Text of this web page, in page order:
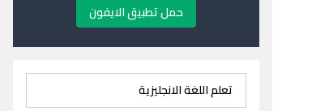
حمل تطبيق الايفون
تعلم اللغة الانجليزية